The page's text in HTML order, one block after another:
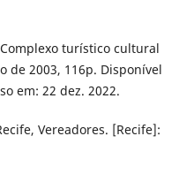
do Complexo turístico cultural
de 2003, 116p. Disponível
em: 22 dez. 2022.
Vereadores. [Recife]: